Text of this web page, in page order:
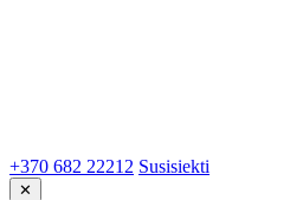
+370 682 22212 Susisiekti
✕